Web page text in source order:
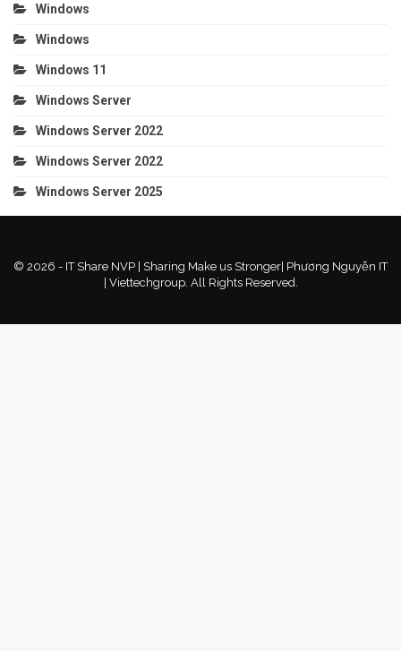
Windows
Windows
Windows 11
Windows Server
Windows Server 2022
Windows Server 2022
Windows Server 2025
© 2026 - IT Share NVP | Sharing Make us Stronger| Phương Nguyễn IT
| Viettechgroup. All Rights Reserved.